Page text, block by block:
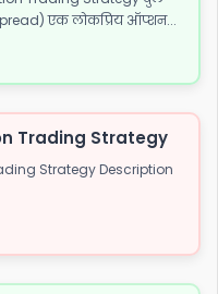
एक लोकप्रिय ऑप्शन...
Trading Strategy
Strategy Description